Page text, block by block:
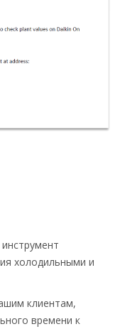
холодильными и
клиентам,
времени к